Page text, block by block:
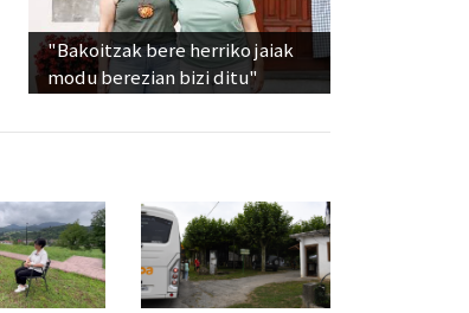
"Bakoitzak bere herriko jaiak
modu berezian bizi ditu"